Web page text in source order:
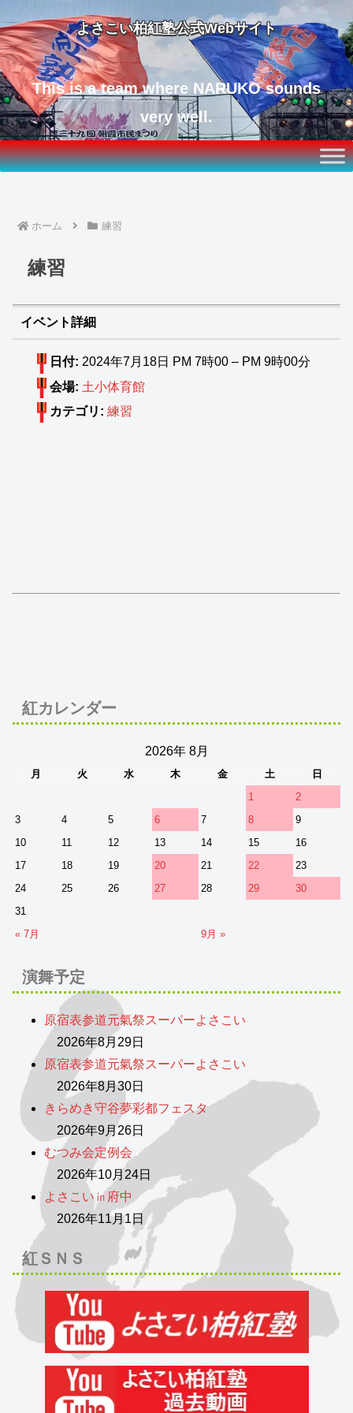
よさこい柏紅塾公式Webサイト
This is a team where NARUKO sounds
very well.
ホーム 練習
練習
イベント詳細
日付: 2024年7月18日 PM 7時00 – PM 9時00分
会場: 土小体育館
カテゴリ: 練習
紅カレンダー
2026年 8月
月 火 水 木 金 土
日
1
2
3
4 5 6 7 8
9
10
11 12 13 14 15
16
17
18 19 20 21 22
23
24
25 26 27 28 29
30
31
« 7月
9月 »
演舞予定
原宿表参道元氣祭スーパーよさこい
2026年8月29日
原宿表参道元氣祭スーパーよさこい
2026年8月30日
きらめき守谷夢彩都フェスタ
2026年9月26日
むつみ会定例会
2026年10月24日
よさこい㏌府中
2026年11月1日
紅ＳＮＳ